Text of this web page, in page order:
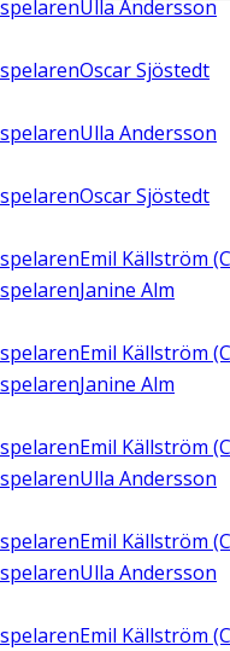
Ulla Andersson
Oscar Sjöstedt
Ulla Andersson
Oscar Sjöstedt
Emil Källström
Janine Alm
Emil Källström
Janine Alm
Emil Källström
Ulla Andersson
Emil Källström
Ulla Andersson
Emil Källström